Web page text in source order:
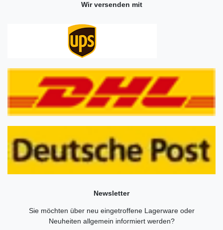
Wir versenden mit
Newsletter
Sie möchten über neu eingetroffene Lagerware oder
Neuheiten allgemein informiert werden?